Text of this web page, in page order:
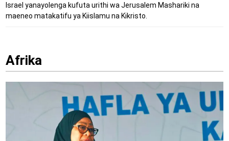
Israel yanayolenga kufuta urithi wa Jerusalem Mashariki na
maeneo matakatifu ya Kiislamu na Kikristo.
Afrika